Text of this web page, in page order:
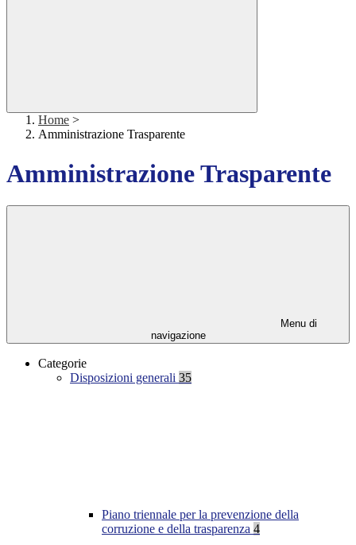
Home >
Amministrazione Trasparente
Amministrazione Trasparente
Menu di
navigazione
Categorie
Disposizioni generali 35
Piano triennale per la prevenzione della
corruzione e della trasparenza 4